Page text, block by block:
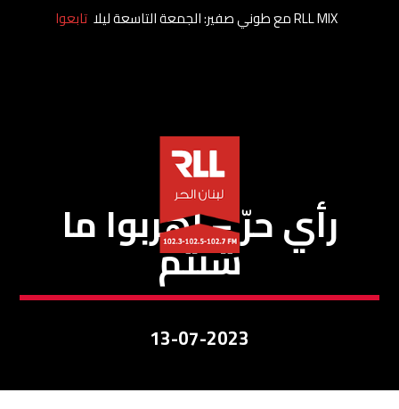
رأي حر
رأي حرّ – اهربوا ما
شئتم
13-07-2023
RLL MIX مع طوني صفير: الجمعة التاسعة ليلا تابعوا